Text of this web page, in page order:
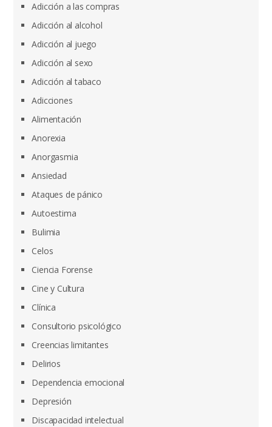
Adicción a las compras
Adicción al alcohol
Adicción al juego
Adicción al sexo
Adicción al tabaco
Adicciones
Alimentación
Anorexia
Anorgasmia
Ansiedad
Ataques de pánico
Autoestima
Bulimia
Celos
Ciencia Forense
Cine y Cultura
Clínica
Consultorio psicológico
Creencias limitantes
Delirios
Dependencia emocional
Depresión
Discapacidad intelectual